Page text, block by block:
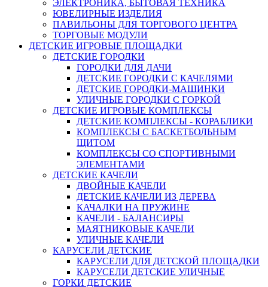
ЭЛЕКТРОНИКА, БЫТОВАЯ ТЕХНИКА
ЮВЕЛИРНЫЕ ИЗДЕЛИЯ
ПАВИЛЬОНЫ ДЛЯ ТОРГОВОГО ЦЕНТРА
ТОРГОВЫЕ МОДУЛИ
ДЕТСКИЕ ИГРОВЫЕ ПЛОЩАДКИ
ДЕТСКИЕ ГОРОДКИ
ГОРОДКИ ДЛЯ ДАЧИ
ДЕТСКИЕ ГОРОДКИ С КАЧЕЛЯМИ
ДЕТСКИЕ ГОРОДКИ-МАШИНКИ
УЛИЧНЫЕ ГОРОДКИ С ГОРКОЙ
ДЕТСКИЕ ИГРОВЫЕ КОМПЛЕКСЫ
ДЕТСКИЕ КОМПЛЕКСЫ - КОРАБЛИКИ
КОМПЛЕКСЫ С БАСКЕТБОЛЬНЫМ
ЩИТОМ
КОМПЛЕКСЫ СО СПОРТИВНЫМИ
ЭЛЕМЕНТАМИ
ДЕТСКИЕ КАЧЕЛИ
ДВОЙНЫЕ КАЧЕЛИ
ДЕТСКИЕ КАЧЕЛИ ИЗ ДЕРЕВА
КАЧАЛКИ НА ПРУЖИНЕ
КАЧЕЛИ - БАЛАНСИРЫ
МАЯТНИКОВЫЕ КАЧЕЛИ
УЛИЧНЫЕ КАЧЕЛИ
КАРУСЕЛИ ДЕТСКИЕ
КАРУСЕЛИ ДЛЯ ДЕТСКОЙ ПЛОЩАДКИ
КАРУСЕЛИ ДЕТСКИЕ УЛИЧНЫЕ
ГОРКИ ДЕТСКИЕ